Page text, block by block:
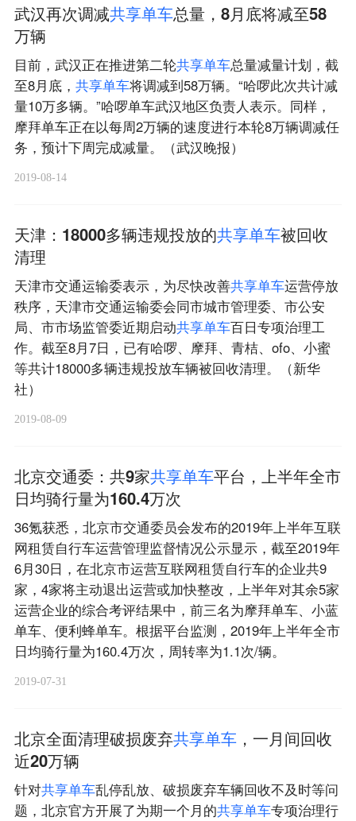
武汉再次调减共享单车总量，8月底将减至58
万辆
目前，武汉正在推进第二轮共享单车总量减量计划，截
至8月底， 共享单车将调减到58万辆。“哈啰此次共计减
量10万多辆。”哈啰单车武汉地区负责人表示。同样，
摩拜单车正在以每周2万辆的速度进行本轮8万辆调减任
务，预计下周完成减量。（武汉晚报）
2019-08-14
天津：18000多辆违规投放的共享单车被回收
清理
天津市交通运输委表示，为尽快改善共享单车运营停放
秩序，天津市交通运输委会同市城市管理委、市公安
局、市市场监管委近期启动共享单车百日专项治理工
作。截至8月7日，已有哈啰、摩拜、青桔、ofo、小蜜
等共计18000多辆违规投放车辆被回收清理。（新华
社）
2019-08-09
北京交通委：共9家共享单车平台，上半年全市
日均骑行量为160.4万次
36氪获悉，北京市交通委员会发布的2019年上半年互联
网租赁自行车运营管理监督情况公示显示，截至2019年
6月30日，在北京市运营互联网租赁自行车的企业共9
家，4家将主动退出运营或加快整改，上半年对其余5家
运营企业的综合考评结果中，前三名为摩拜单车、小蓝
单车、便利蜂单车。根据平台监测，2019年上半年全市
日均骑行量为160.4万次，周转率为1.1次/辆。
2019-07-31
北京全面清理破损废弃共享单车，一月间回收
近20万辆
针对共享单车乱停乱放、破损废弃车辆回收不及时等问
题，北京官方开展了为期一个月的共享单车专项治理行